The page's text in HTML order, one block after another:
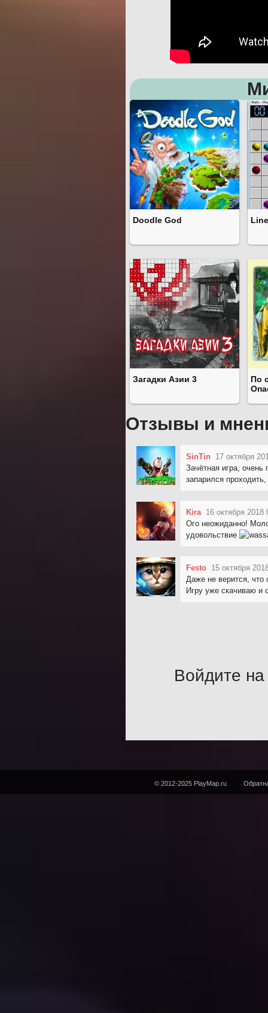
Doodle God
Загадки Азии 3
По
Отзывы и
SinTin 17 октября
Зачётная игра, очень
запарился
Kira 16 октября 2018
Ого неожиданно!
удовольствие
Festo 15 октября
Даже не верится, что
Игру уже скачиваю и
Войдите на
© 2012-2025 PlayMap.ru